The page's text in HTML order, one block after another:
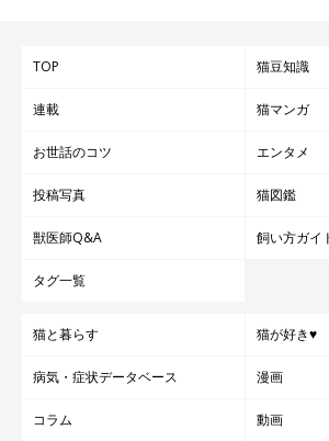
TOP 猫豆知識
連載 猫マンガ
お世話のコツ エンタメ
投稿写真 猫図鑑
獣医師Q&A 飼い方ガイ
タグ一覧
猫と暮らす 猫が好き♥
病気・症状データベース 漫画
コラム 動画